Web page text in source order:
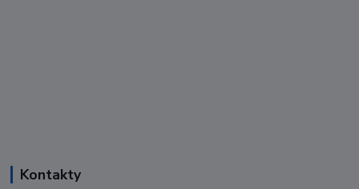
Kontakty